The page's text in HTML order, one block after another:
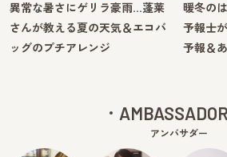
異常な暑さにゲリラ豪雨…蓬莱
さんが教える夏の天気＆エコバ
ッグのプチアレンジ
暖冬の
予報士
予報＆
アンバサダー